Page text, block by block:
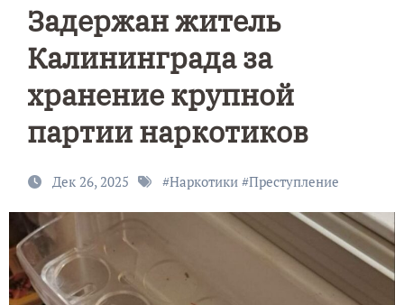
Задержан житель
Калининграда за
хранение крупной
партии наркотиков
Дек 26, 2025 #Наркотики#Преступление